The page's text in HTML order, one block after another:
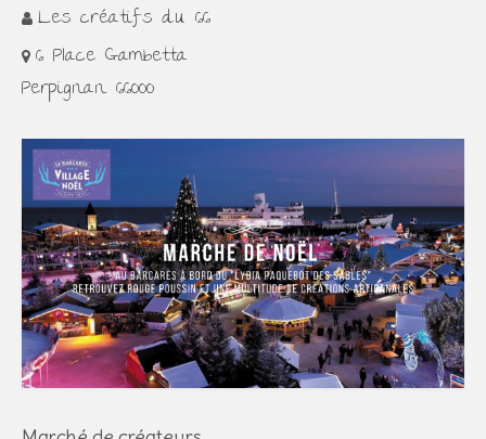
Les créatifs du 66
6 Place Gambetta
Perpignan 66000